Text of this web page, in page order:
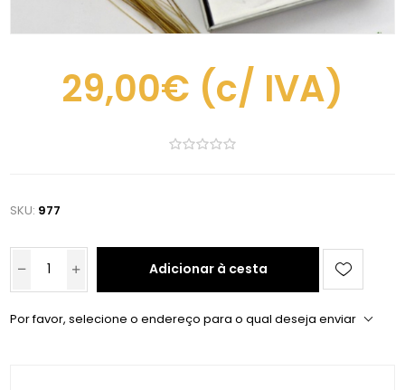
29,00€ (c/ IVA)
SKU: 977
Adicionar à cesta
Por favor, selecione o endereço para o qual deseja enviar